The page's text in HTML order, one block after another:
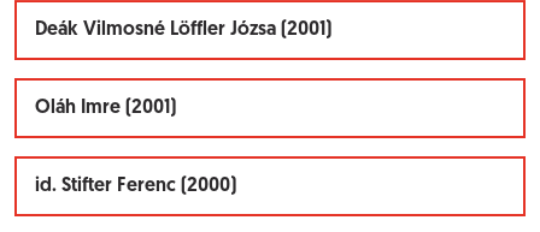
Deák Vilmosné Löffler Józsa (2001)
Oláh Imre (2001)
id. Stifter Ferenc (2000)